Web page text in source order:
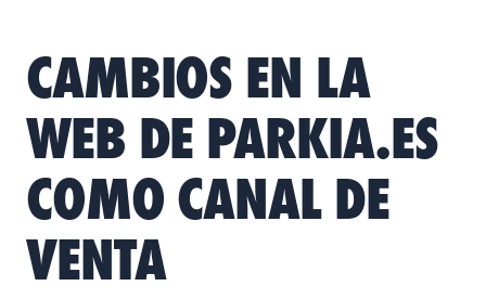
CAMBIOS EN LA
WEB DE PARKIA.ES
COMO CANAL DE
VENTA